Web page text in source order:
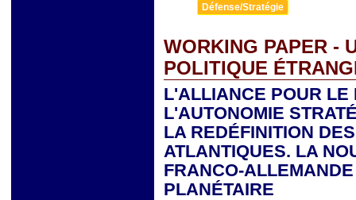
Défense/Stratégie
WORKING PAPER -
POLITIQUE
L'ALLIANCE POUR LE
L'AUTONOMIE
LA REDÉFINITION
ATLANTIQUES. LA
FRANCO-
PLANÉTAIRE